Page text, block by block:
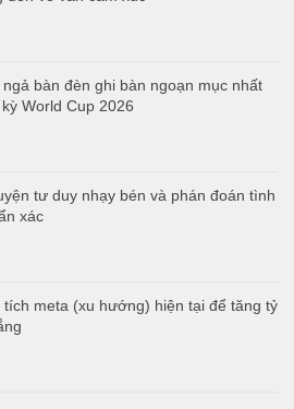
ngả bàn đèn ghi bàn ngoạn mục nhất
World Cup 2026
tư duy nhạy bén và phán đoán tình
xác
tích meta (xu hướng) hiện tại để tăng tỷ